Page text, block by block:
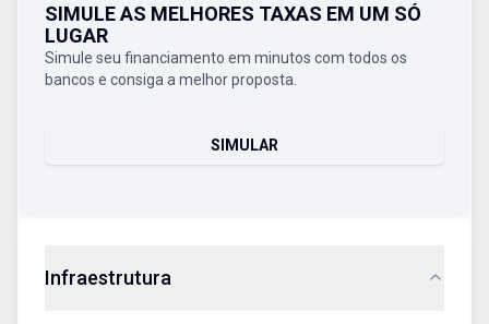
SIMULE AS MELHORES TAXAS EM UM SÓ
LUGAR
Simule seu financiamento em minutos com todos os
bancos e consiga a melhor proposta.
SIMULAR
Infraestrutura